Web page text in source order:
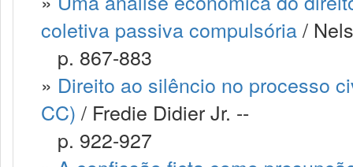
coletiva passiva compulsória/
p. 867-883
» Direito ao silêncio no processo
CC) / Fredie Didier Jr. --
p. 922-927